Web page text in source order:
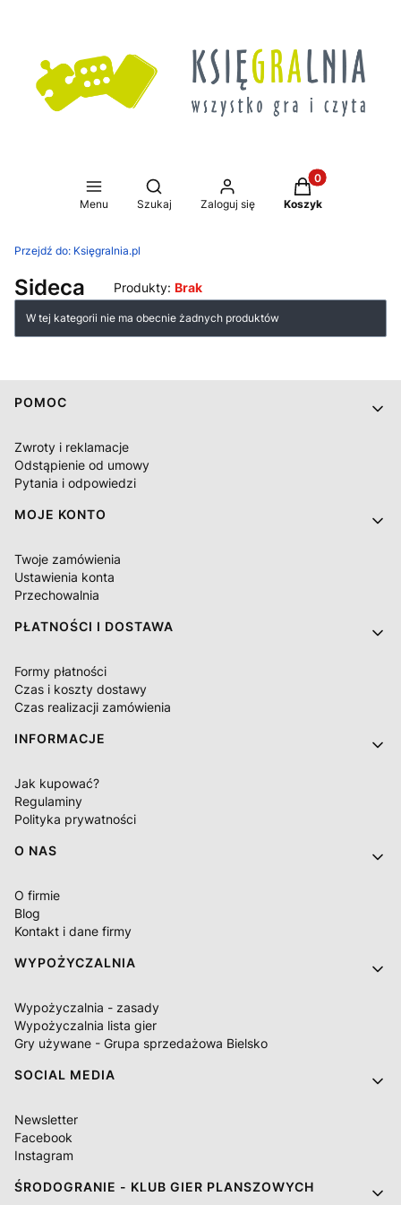
Menu
Otwórz wyszukiwarkę
Szukaj Zaloguj się
Produkty w
Koszyk
Przejdź do: Księgralnia.pl
Sideca Produkty: Brak
Lista produktów
W tej kategorii nie ma obecnie żadnych produktów
Linki w stopce
POMOC
Zwroty i reklamacje
Odstąpienie od umowy
Pytania i odpowiedzi
MOJE KONTO
Twoje zamówienia
Ustawienia konta
Przechowalnia
PŁATNOŚCI I DOSTAWA
Formy płatności
Czas i koszty dostawy
Czas realizacji zamówienia
INFORMACJE
Jak kupować?
Regulaminy
Polityka prywatności
O NAS
O firmie
Blog
Kontakt i dane firmy
WYPOŻYCZALNIA
Wypożyczalnia - zasady
Wypożyczalnia lista gier
Gry używane - Grupa sprzedażowa Bielsko
SOCIAL MEDIA
Newsletter
Facebook
Instagram
ŚRODOGRANIE - KLUB GIER PLANSZOWYCH